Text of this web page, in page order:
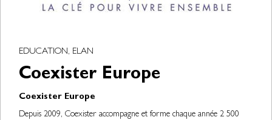
EDUCATION, ELAN
Coexister Europe
Coexister Europe
Depuis 2009, Coexister accompagne et forme chaque année 2 500